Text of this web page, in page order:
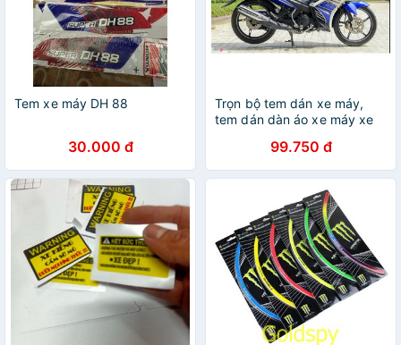
Tem xe máy DH 88
30.000 đ
Trọn bộ tem dán xe máy,
tem dán dàn áo xe máy xe
99.750 đ